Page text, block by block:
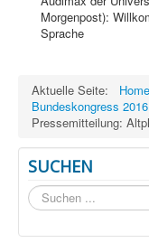
Morgenpost):
Sprache
Aktuelle Seite: Home
Bundeskongress 2016
Pressemitteilung:
SUCHEN
Suchen
...